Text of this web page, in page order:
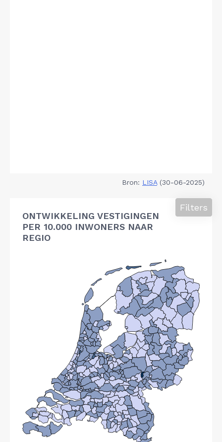
Bron: LISA(30-06-2025)
ONTWIKKELING VESTIGINGEN
PER 10.000 INWONERS NAAR
REGIO
Filters